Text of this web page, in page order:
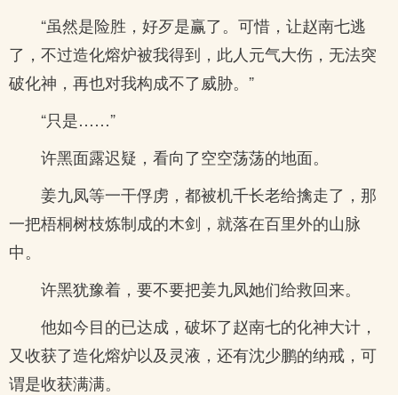
“虽然是险胜，好歹是赢了。可惜，让赵南七逃
了，不过造化熔炉被我得到，此人元气大伤，无法突
破化神，再也对我构成不了威胁。”
“只是……”
许黑面露迟疑，看向了空空荡荡的地面。
姜九凤等一干俘虏，都被机千长老给擒走了，那
一把梧桐树枝炼制成的木剑，就落在百里外的山脉
中。
许黑犹豫着，要不要把姜九凤她们给救回来。
他如今目的已达成，破坏了赵南七的化神大计，
又收获了造化熔炉以及灵液，还有沈少鹏的纳戒，可
谓是收获满满。